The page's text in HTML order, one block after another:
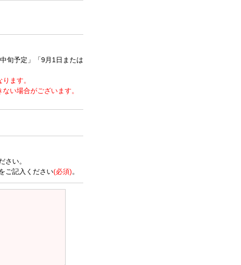
旬予定」「9月1日または
ます。
い場合がございます。
さい。
ご記入ください(必須)。